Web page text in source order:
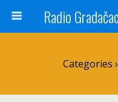
Categories ›